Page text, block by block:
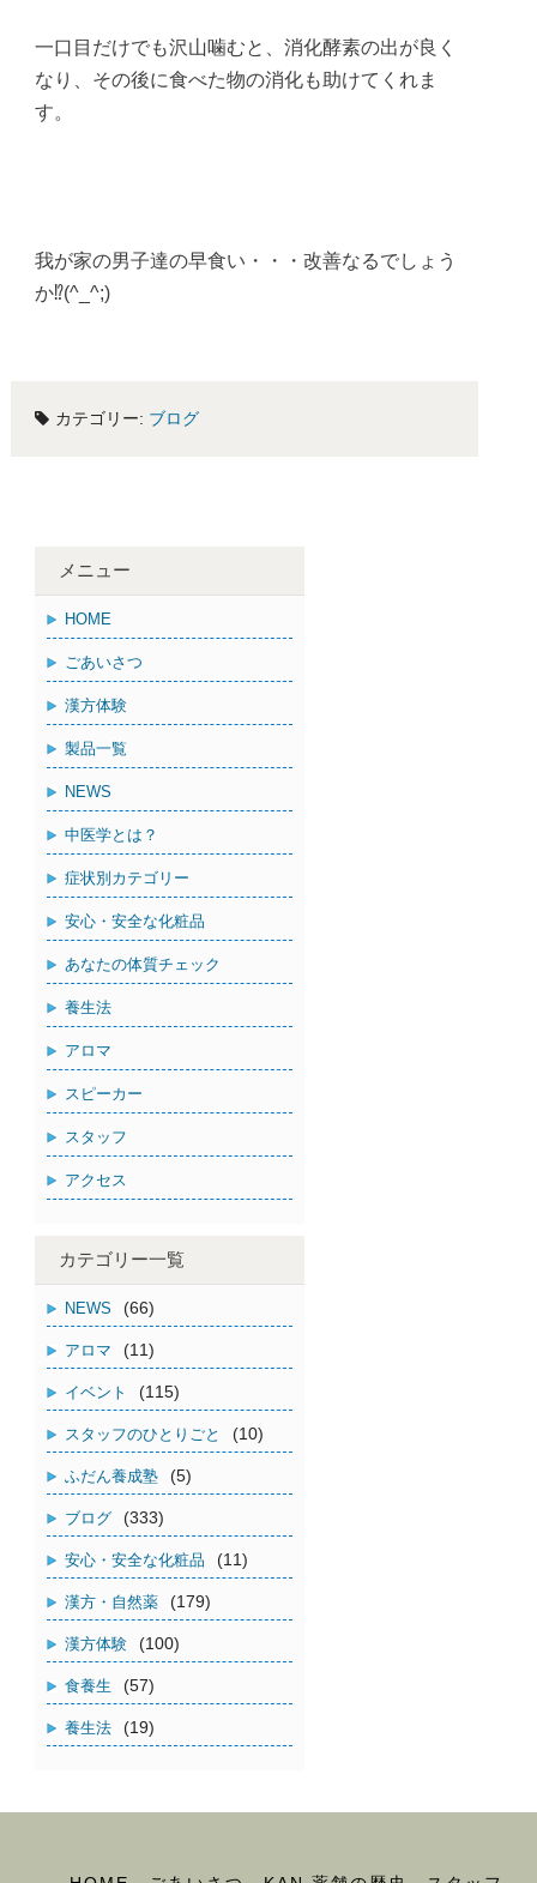
一口目だけでも沢山噛むと、消化酵素の出が良く
なり、その後に食べた物の消化も助けてくれま
す。
我が家の男子達の早食い・・・改善なるでしょう
か⁉︎(^_^;)
カテゴリー: ブログ
メニュー
HOME
ごあいさつ
漢方体験
製品一覧
NEWS
中医学とは？
症状別カテゴリー
安心・安全な化粧品
あなたの体質チェック
養生法
アロマ
スピーカー
スタッフ
アクセス
カテゴリー一覧
NEWS (66)
アロマ (11)
イベント (115)
スタッフのひとりごと (10)
ふだん養成塾 (5)
ブログ (333)
安心・安全な化粧品 (11)
漢方・自然薬 (179)
漢方体験 (100)
食養生 (57)
養生法 (19)